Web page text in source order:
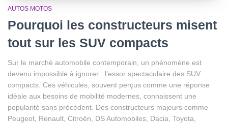
AUTOS MOTOS
Pourquoi les constructeurs misent
tout sur les SUV compacts
Sur le marché automobile contemporain, un phénomène est
devenu impossible à ignorer : l’essor spectaculaire des SUV
compacts. Ces véhicules, souvent perçus comme une réponse
idéale aux besoins de mobilité modernes, connaissent une
popularité sans précédent. Des constructeurs majeurs comme
Peugeot, Renault, Citroën, DS Automobiles, Dacia, Toyota,